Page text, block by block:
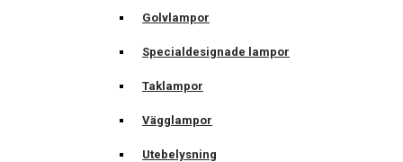
Golvlampor
Specialdesignade lampor
Taklampor
Vägglampor
Utebelysning